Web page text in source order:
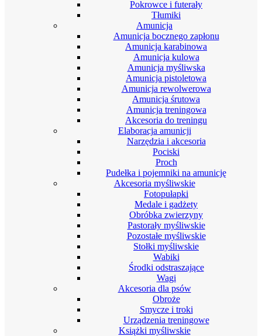
Pokrowce i futerały
Tłumiki
Amunicja
Amunicja bocznego zapłonu
Amunicja karabinowa
Amunicja kulowa
Amunicja myśliwska
Amunicja pistoletowa
Amunicja rewolwerowa
Amunicja śrutowa
Amunicja treningowa
Akcesoria do treningu
Elaboracja amunicji
Narzędzia i akcesoria
Pociski
Proch
Pudełka i pojemniki na amunicję
Akcesoria myśliwskie
Fotopułapki
Medale i gadżety
Obróbka zwierzyny
Pastorały myśliwskie
Pozostałe myśliwskie
Stołki myśliwskie
Wabiki
Środki odstraszające
Wagi
Akcesoria dla psów
Obroże
Smycze i troki
Urządzenia treningowe
Książki myśliwskie